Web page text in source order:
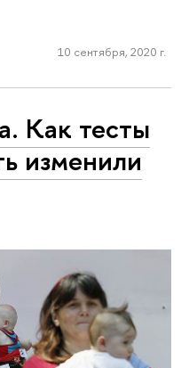
10 сентября, 2020 г.
Как тесты
изменили